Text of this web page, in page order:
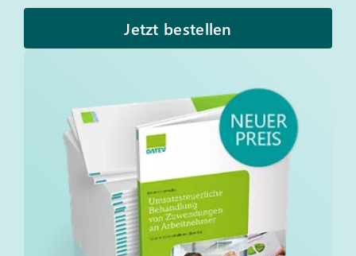
Jetzt bestellen